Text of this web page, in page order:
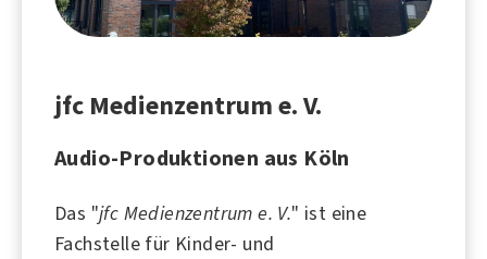
jfc Medienzentrum e. V.
Audio-Produktionen aus Köln
Das "jfc Medienzentrum e. V." ist eine
Fachstelle für Kinder- und